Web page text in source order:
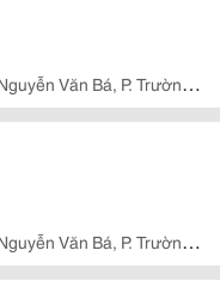
Văn Bá, P. Trường
Văn Bá, P. Trường